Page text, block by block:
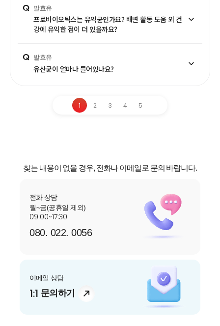
자주 묻는 질문에서 먼저 확인하세요.
Q 발효유
프로바이오틱스는 유익균인가요? 배변 활동 도움 외 건
강에 유익한 점이 더 있을까요?
Q 발효유
유산균이 얼마나 들어있나요?
1 2 3 4 5
찾는 내용이 없을 경우, 전화나 이메일로 문의 바랍니다.
전화 상담
월~금(공휴일 제외)
09:00~17:30
080. 022. 0056
이메일 상담
1:1 문의하기